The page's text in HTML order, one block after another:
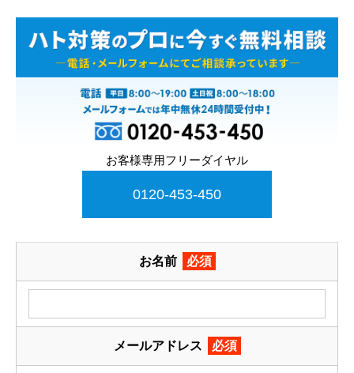
お客様専用フリーダイヤル
0120-453-450
お名前 必須
メールアドレス 必須